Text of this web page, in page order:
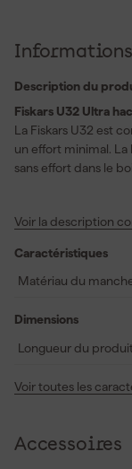
Description du
Fiskars U32 Ultra
La Fiskars U32 est
un effort minimal.
sans effort dans le
travailler
agréablement en
qui offre un
suspension. Idéal
Voir la description
Caractéristiques
Matériau du
Dimensions
Longueur du produit
Voir toutes les
Accessoires